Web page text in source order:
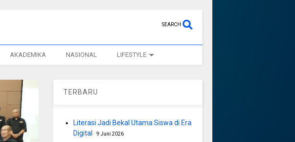
SEARCH
AKADEMIKA NASIONAL LIFESTYLE
TERBARU
Literasi Jadi Bekal Utama Siswa di Era
Digital
9 Juni 2026